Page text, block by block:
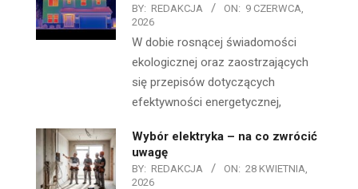
BY: REDAKCJA ON: 9 CZERWCA,
2026
W dobie rosnącej świadomości
ekologicznej oraz zaostrzających
się przepisów dotyczących
efektywności energetycznej,
Wybór elektryka – na co zwrócić
uwagę
BY: REDAKCJA ON: 28 KWIETNIA,
2026